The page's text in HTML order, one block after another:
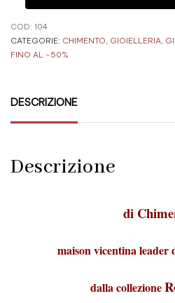
COD: 104
CATEGORIE: CHIMENTO GIOIELLERIA
FINO AL -50%
DESCRIZIONE
Descrizione
di
maison vicentina leader
dalla collezione